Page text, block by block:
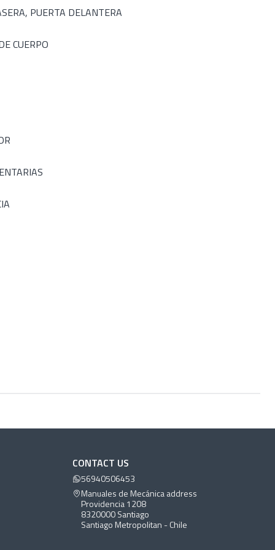
PUERTA DELANTERA
CUERPO
CONTACT US
56940506453
Manuales de Mecánica address
Providencia 1208
8320000 Santiago
Santiago Metropolitan - Chile